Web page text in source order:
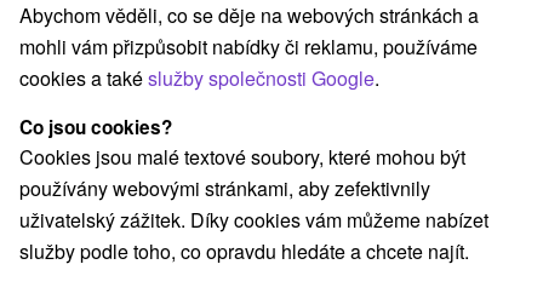
REZERVACE A VÝBĚR POBYTU
Kontaktujte přímo ubytovatele.
Navigovat do místa
O ZAŘÍZENÍ VYBAVENÍ
Abychom věděli, co se děje na webových stránkách a
mohli vám přizpůsobit nabídky či reklamu, používáme
cookies a takéslužby společnosti Google.
Co jsou cookies?
Cookies jsou malé textové soubory, které mohou být
používány webovými stránkami, aby zefektivnily
uživatelský zážitek. Díky cookies vám můžeme nabízet
služby podle toho, co opravdu hledáte a chcete najít.